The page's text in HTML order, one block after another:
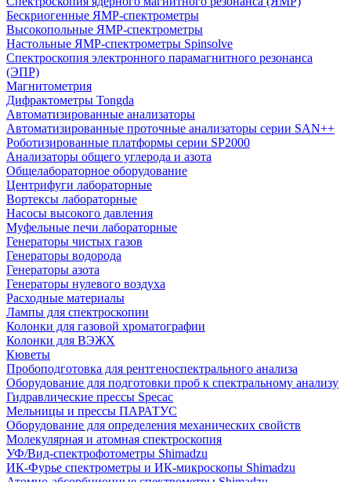
Бескриогенные ЯМР‑спектрометры
Высокопольные ЯМР‑спектрометры
Настольные ЯМР‑спектрометры Spinsolve
Спектроскопия электронного парамагнитного резонанса
(ЭПР)
Магнитометрия
Дифрактометры Tongda
Автоматизированные анализаторы
Автоматизированные проточные анализаторы серии SAN++
Роботизированные платформы серии SP2000
Анализаторы общего углерода и азота
Общелабораторное оборудование
Центрифуги лабораторные
Вортексы лабораторные
Насосы высокого давления
Муфельные печи лабораторные
Генераторы чистых газов
Генераторы водорода
Генераторы азота
Генераторы нулевого воздуха
Расходные материалы
Лампы для спектроскопии
Колонки для газовой хроматографии
Колонки для ВЭЖХ
Кюветы
Пробоподготовка для рентгеноспектрального анализа
Оборудование для подготовки проб к спектральному анализу
Гидравлические прессы Specac
Мельницы и прессы ПАРАТУС
Оборудование для определения механических свойств
Молекулярная и атомная спектроскопия
УФ/Вид-спектрофотометры Shimadzu
ИК-Фурье спектрометры и ИК-микроскопы Shimadzu